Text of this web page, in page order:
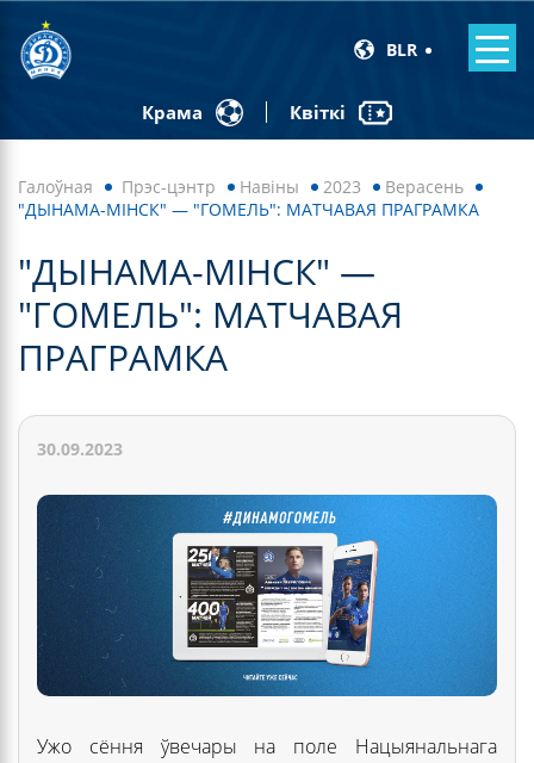
BLR
Крама Квіткі
Галоўная Прэс-цэнтр Навiны 2023
Верасень
"ДЫНАМА-МІНСК" — "ГОМЕЛЬ": МАТЧАВАЯ ПРАГРАМКА
"ДЫНАМА-МІНСК" —
"ГОМЕЛЬ": МАТЧАВАЯ
ПРАГРАМКА
30.09.2023
Ужо сёння ўвечары на поле Нацыянальнага